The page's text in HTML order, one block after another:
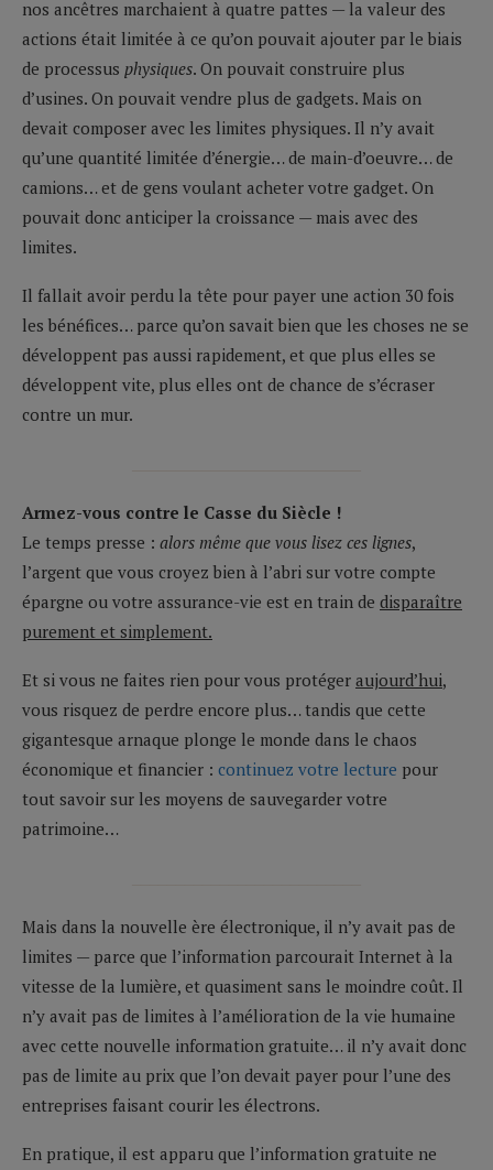
nos ancêtres marchaient à quatre pattes — la valeur des
actions était limitée à ce qu’on pouvait ajouter par le biais
de processus physiques. On pouvait construire plus
d’usines. On pouvait vendre plus de gadgets. Mais on
devait composer avec les limites physiques. Il n’y avait
qu’une quantité limitée d’énergie… de main-d’oeuvre… de
camions… et de gens voulant acheter votre gadget. On
pouvait donc anticiper la croissance — mais avec des
limites.
Il fallait avoir perdu la tête pour payer une action 30 fois
les bénéfices… parce qu’on savait bien que les choses ne se
développent pas aussi rapidement, et que plus elles se
développent vite, plus elles ont de chance de s’écraser
contre un mur.
Armez-vous contre le Casse du Siècle !
Le temps presse : alors même que vous lisez ces lignes,
l’argent que vous croyez bien à l’abri sur votre compte
épargne ou votre assurance-vie est en train de disparaître
purement et simplement.
Et si vous ne faites rien pour vous protéger aujourd’hui,
vous risquez de perdre encore plus… tandis que cette
gigantesque arnaque plonge le monde dans le chaos
économique et financier : continuez votre lecture pour
tout savoir sur les moyens de sauvegarder votre
patrimoine…
Mais dans la nouvelle ère électronique, il n’y avait pas de
limites — parce que l’information parcourait Internet à la
vitesse de la lumière, et quasiment sans le moindre coût. Il
n’y avait pas de limites à l’amélioration de la vie humaine
avec cette nouvelle information gratuite… il n’y avait donc
pas de limite au prix que l’on devait payer pour l’une des
entreprises faisant courir les électrons.
En pratique, il est apparu que l’information gratuite ne